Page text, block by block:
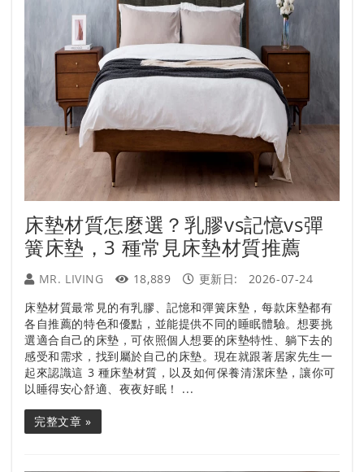
床墊材質怎麼選？乳膠vs記憶vs彈
簧床墊，3 種常見床墊材質推薦
MR. LIVING 18,889 更新日:
2026-07-24
床墊材質最常見的有乳膠、記憶和彈簧床墊，每款床墊都有
各自推薦的特色和優點，並能提供不同的睡眠體驗。想要挑
選適合自己的床墊，可依照個人想要的床墊特性、躺下去的
感受和需求，找到屬於自己的床墊。現在就跟著居家先生一
起來認識這 3 種床墊材質，以及如何保養清潔床墊，讓你可
以睡得安心舒適、夜夜好眠！ ...
完整文章 »